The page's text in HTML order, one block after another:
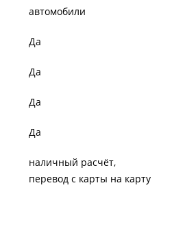
автомобили
Да
Да
Да
Да
наличный расчёт
перевод с карты на карту